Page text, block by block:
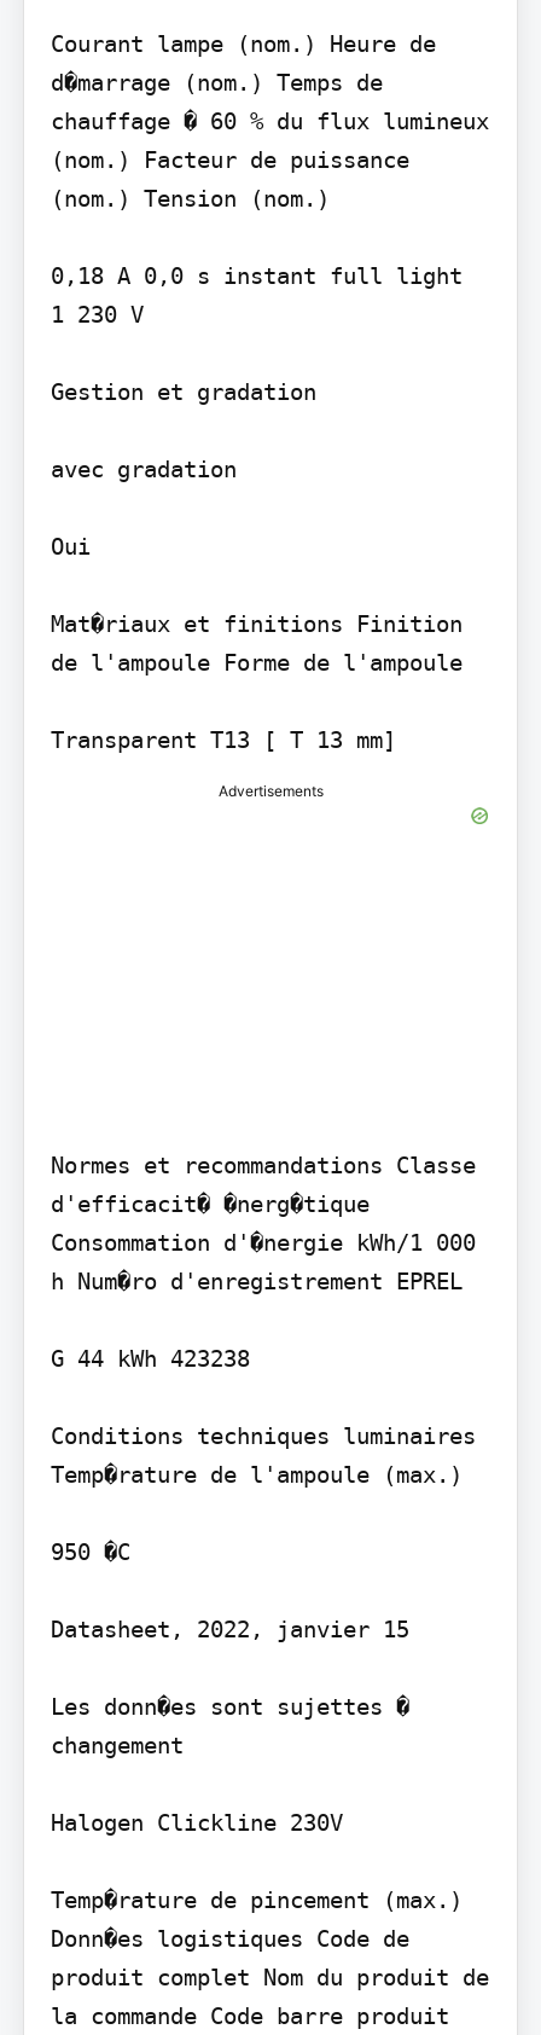
Courant lampe (nom.) Heure de
d�marrage (nom.) Temps de
chauffage � 60 % du flux lumineux
(nom.) Facteur de puissance
(nom.) Tension (nom.)
0,18 A 0,0 s instant full light
1 230 V
Gestion et gradation
avec gradation
Oui
Mat�riaux et finitions Finition
de l'ampoule Forme de l'ampoule
Transparent T13 [ T 13 mm]
Advertisements
Normes et recommandations Classe
d'efficacit� �nerg�tique
Consommation d'�nergie kWh/1 000
h Num�ro d'enregistrement EPREL
G 44 kWh 423238
Conditions techniques luminaires
Temp�rature de l'ampoule (max.)
950 �C
Datasheet, 2022, janvier 15
Les donn�es sont sujettes �
changement
Halogen Clickline 230V
Temp�rature de pincement (max.)
Donn�es logistiques Code de
produit complet Nom du produit de
la commande Code barre produit